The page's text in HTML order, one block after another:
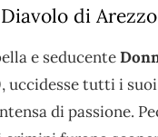
di Arezzo
e seducente
uccidesse tutti i
di passione.